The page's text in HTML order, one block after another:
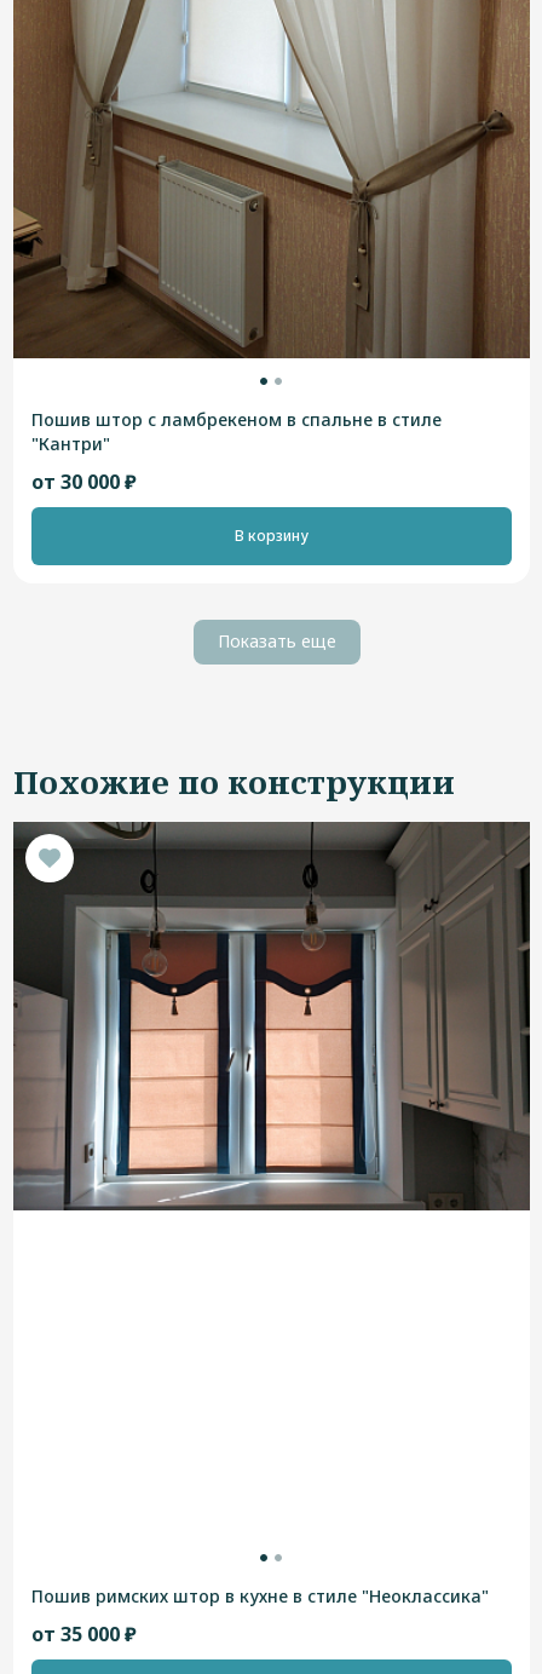
Пошив штор с ламбрекеном в спальне в стиле
"Кантри"
от 30 000 ₽
В корзину
Показать еще
Похожие по конструкции
Пошив римских штор в кухне в стиле "Неоклассика"
от 35 000 ₽